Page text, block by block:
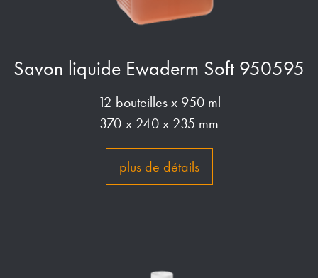
Savon liquide Ewaderm Soft 950595
12 bouteilles x 950 ml
370 x 240 x 235 mm
plus de détails